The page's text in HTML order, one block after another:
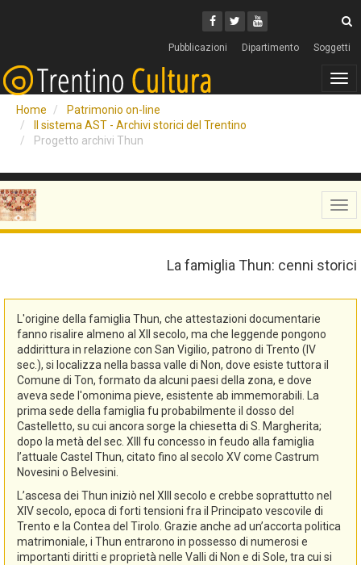
Facebook
Twitter
Youtube
Pubblicazioni Dipartimento Soggetti
Home
Patrimonio on-line
Il sistema AST - Archivi storici del Trentino
Progetto archivi Thun
La famiglia Thun: cenni storici
L'origine della famiglia Thun, che attestazioni documentarie
fanno risalire almeno al XII secolo, ma che leggende pongono
addirittura in relazione con San Vigilio, patrono di Trento (IV
sec.), si localizza nella bassa valle di Non, dove esiste tuttora il
Comune di Ton, formato da alcuni paesi della zona, e dove
aveva sede l'omonima pieve, esistente ab immemorabili. La
prima sede della famiglia fu probabilmente il dosso del
Castelletto, su cui ancora sorge la chiesetta di S. Margherita;
dopo la metà del sec. XIII fu concesso in feudo alla famiglia
l’attuale Castel Thun, citato fino al secolo XV come Castrum
Novesini o Belvesini.
L’ascesa dei Thun iniziò nel XIII secolo e crebbe soprattutto nel
XIV secolo, epoca di forti tensioni fra il Principato vescovile di
Trento e la Contea del Tirolo. Grazie anche ad un’accorta politica
matrimoniale, i Thun entrarono in possesso di numerosi e
importanti diritti e proprietà nelle Valli di Non e di Sole, tra cui si